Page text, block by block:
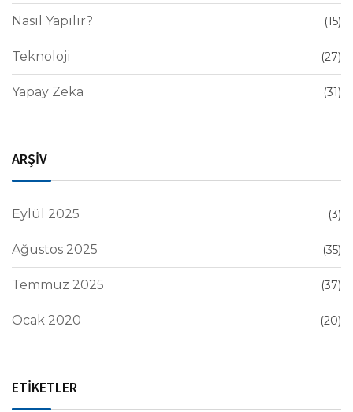
Nasıl Yapılır? (15)
Teknoloji (27)
Yapay Zeka (31)
ARŞİV
Eylül 2025 (3)
Ağustos 2025 (35)
Temmuz 2025 (37)
Ocak 2020 (20)
ETİKETLER